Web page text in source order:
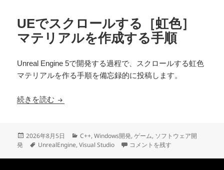
UEでスクロールする［虹色］
マテリアルを作成する手順
Unreal Engine 5で開発する過程で、スクロールする虹色
マテリアルを作る手順を備忘録的に投稿します。
続きを読む UEでスクロールする［虹色］マテリアルを作成
投
稿
2026年8月5日
カ
テ
C++,Windows開発,ゲーム, ソフトウェア開
発
タ
UnrealEngine,Visual Studio UEでスクロールする［虹色］マ
コメントを残す